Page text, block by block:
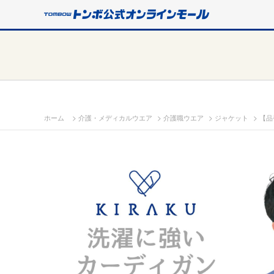
ホーム > 介護・メディカルウエア > 介護職ウエア > ジャケット > 【